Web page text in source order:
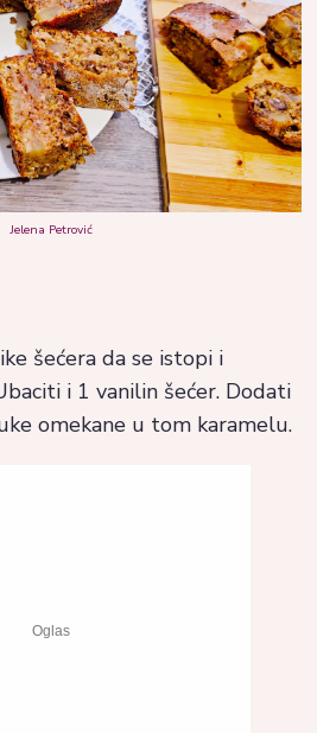
Jelena Petrović
šećera da se istopi i
i 1 vanilin šećer. Dodati
omekane u tom karamelu.